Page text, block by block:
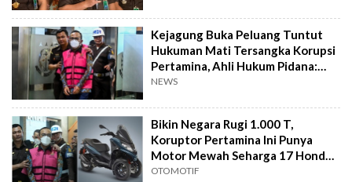
Kejagung Buka Peluang Tuntut
Hukuman Mati Tersangka Korupsi
Pertamina, Ahli Hukum Pidana:
Sudah Tepat!
NEWS
Bikin Negara Rugi 1.000 T,
Koruptor Pertamina Ini Punya
Motor Mewah Seharga 17 Honda
BeAT
OTOMOTIF